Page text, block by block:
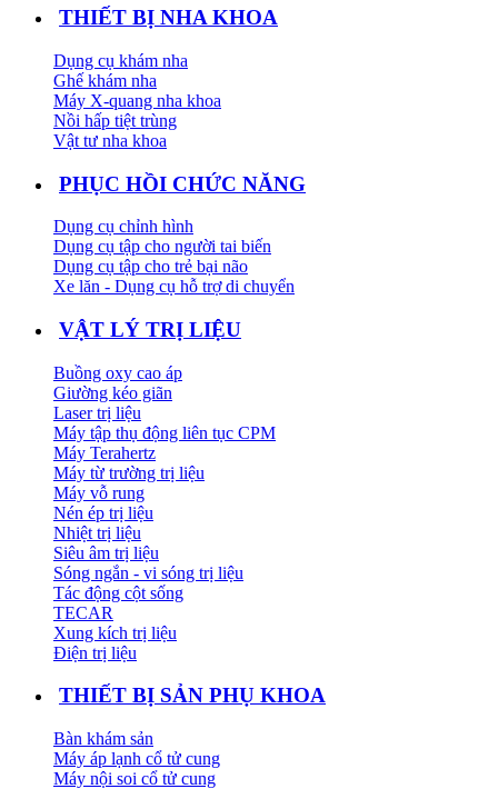
THIẾT BỊ NHA KHOA
Dụng cụ khám nha
Ghế khám nha
Máy X-quang nha khoa
Nồi hấp tiệt trùng
Vật tư nha khoa
PHỤC HỒI CHỨC NĂNG
Dụng cụ chỉnh hình
Dụng cụ tập cho người tai biến
Dụng cụ tập cho trẻ bại não
Xe lăn - Dụng cụ hỗ trợ di chuyển
VẬT LÝ TRỊ LIỆU
Buồng oxy cao áp
Giường kéo giãn
Laser trị liệu
Máy tập thụ động liên tục CPM
Máy Terahertz
Máy từ trường trị liệu
Máy vỗ rung
Nén ép trị liệu
Nhiệt trị liệu
Siêu âm trị liệu
Sóng ngắn - vi sóng trị liệu
Tác động cột sống
TECAR
Xung kích trị liệu
Điện trị liệu
THIẾT BỊ SẢN PHỤ KHOA
Bàn khám sản
Máy áp lạnh cổ tử cung
Máy nội soi cổ tử cung